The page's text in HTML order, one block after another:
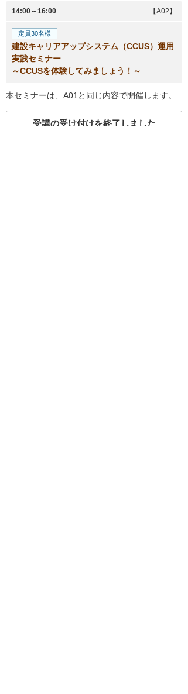
14:00～16:00 【A02】
定員30名様
建設キャリアアップシステム（CCUS）運用
実践セミナー
～CCUSを体験してみましょう！～
本セミナーは、A01と同じ内容で開催します。
受講の受け付けを終了しました